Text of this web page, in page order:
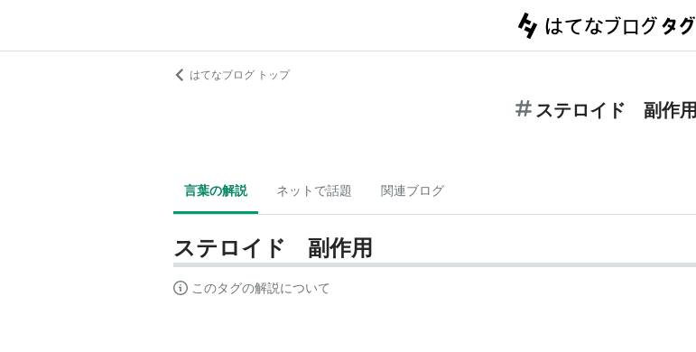
はてなブログ トップ
ステロイド 副作用
言葉の解説 ネットで話題 関連ブログ
ステロイド 副作用
このタグの解説について